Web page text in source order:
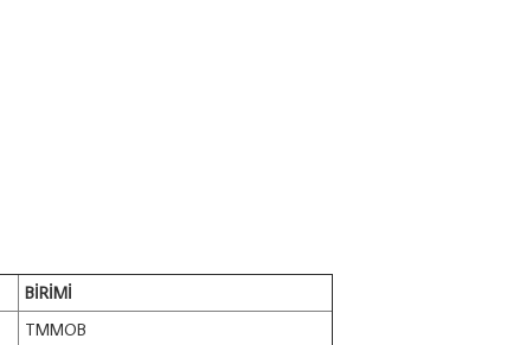
BİRİMİ
TMMOB